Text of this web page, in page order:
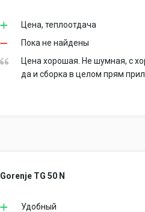
Цена, теплоотдача
Пока не найдены
Цена хорошая. Не шумная, с
да и сборка в целом прям
Gorenje TG 50 N
Удобный